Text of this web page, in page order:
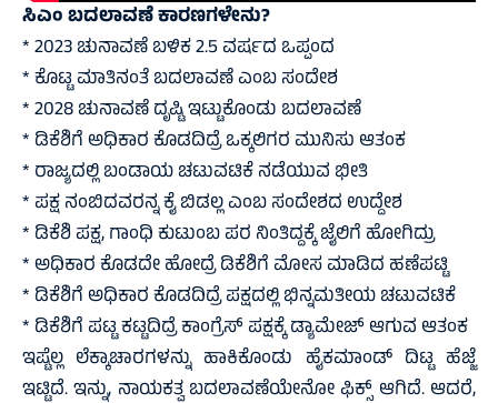
ಸಿಎಂ ಬದಲಾವಣೆ ಕಾರಣಗಳೇನು?
* 2023 ಚುನಾವಣೆ ಬಳಿಕ 2.5 ವರ್ಷದ ಒಪ್ಪಂದ
* ಕೊಟ್ಟ ಮಾತಿನಂತೆ ಬದಲಾವಣೆ ಎಂಬ ಸಂದೇಶ
* 2028 ಚುನಾವಣೆ ದೃಷ್ಟಿ ಇಟ್ಟುಕೊಂಡು ಬದಲಾವಣೆ
* ಡಿಕೆಶಿಗೆ ಅಧಿಕಾರ ಕೊಡದಿದ್ರೆ ಒಕ್ಕಲಿಗರ ಮುನಿಸು ಆತಂಕ
* ರಾಜ್ಯದಲ್ಲಿ ಬಂಡಾಯ ಚಟುವಟಿಕೆ ನಡೆಯುವ ಭೀತಿ
* ಪಕ್ಷ ನಂಬಿದವರನ್ನ ಕೈ ಬಿಡಲ್ಲ ಎಂಬ ಸಂದೇಶದ ಉದ್ದೇಶ
* ಡಿಕೆಶಿ ಪಕ್ಷ, ಗಾಂಧಿ ಕುಟುಂಬ ಪರ ನಿಂತಿದ್ದಕ್ಕೆ ಜೈಲಿಗೆ ಹೋಗಿದ್ರು
* ಅಧಿಕಾರ ಕೊಡದೇ ಹೋದ್ರೆ ಡಿಕೆಶಿಗೆ ಮೋಸ ಮಾಡಿದ ಹಣೆಪಟ್ಟಿ
* ಡಿಕೆಶಿಗೆ ಅಧಿಕಾರ ಕೊಡದಿದ್ರೆ ಪಕ್ಷದಲ್ಲಿ ಭಿನ್ನಮತೀಯ ಚಟುವಟಿಕೆ
* ಡಿಕೆಶಿಗೆ ಪಟ್ಟ ಕಟ್ಟದಿದ್ರೆ ಕಾಂಗ್ರೆಸ್ ಪಕ್ಷಕ್ಕೆ ಡ್ಯಾಮೇಜ್ ಆಗುವ ಆತಂಕ
ಇಷ್ಟೆಲ್ಲ ಲೆಕ್ಕಾಚಾರಗಳನ್ನು ಹಾಕಿಕೊಂಡು ಹೈಕಮಾಂಡ್ ದಿಟ್ಟ ಹೆಜ್ಜೆ
ಇಟ್ಟಿದೆ. ಇನ್ನು, ನಾಯಕತ್ವ ಬದಲಾವಣೆಯೇನೋ ಫಿಕ್ಸ್ ಆಗಿದೆ. ಆದರೆ,